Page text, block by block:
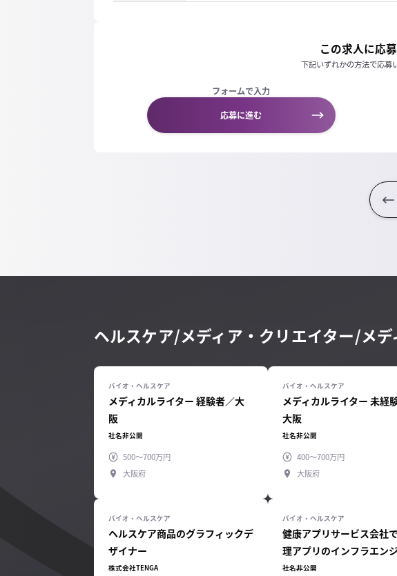
この求人に応
下記いずれかの方法で応募
フォームで入力
応募に進む
ヘルスケア/メディア・クリエイター/メ
メディカルライター 経験者／大
阪
社名非公開
500～700万円
大阪府
メディカルライター 未経
大阪
社名非公開
400～700万円
大阪府
ヘルスケア商品のグラフィックデ
ザイナー
株式会社TENGA
健康アプリサービス会社
理アプリのインフラエン
社名非公開